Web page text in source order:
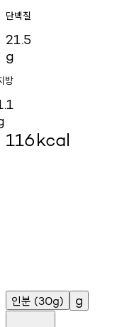
단백질
21.5
g
방
116kcal
인분 (30g) g